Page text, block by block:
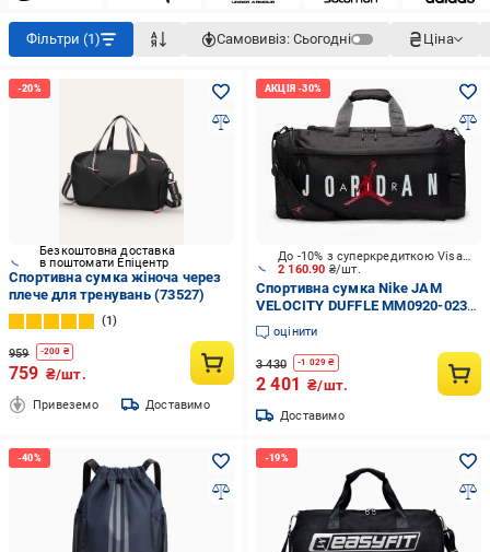
Фільтри (1) Самовивіз: Сьогодні Ціна
Безкоштовна доставка
в поштомати Епіцентр
Спортивна сумка жіноча через
плече для тренувань (73527)
1
959 -200 ₴
759 ₴/шт.
Привеземо Доставимо
2 160.90 ₴/шт.
До -10% з суперкредиткою Visa Вигода
Спортивна сумка Nike JAM
VELOCITY DUFFLE MM0920-023
62,5 л чорний
оцінити
3 430 -1 029 ₴
2 401 ₴/шт.
Доставимо